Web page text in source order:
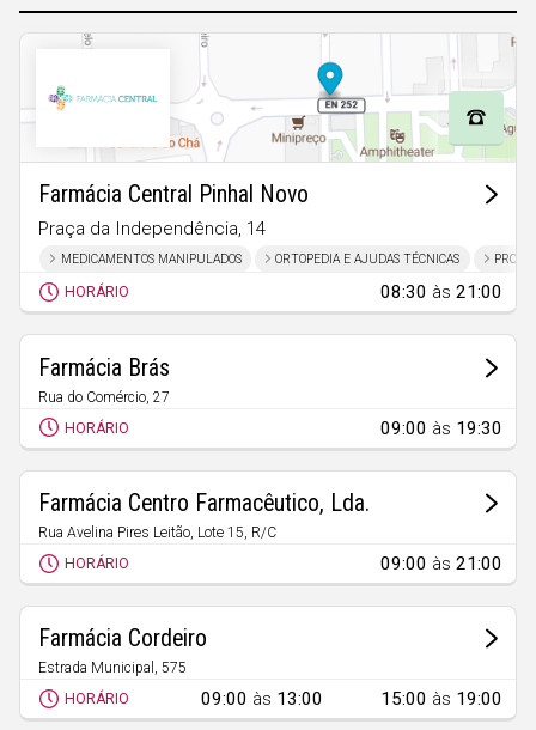
Coimbra
Évora
Leiria
Lisboa
Portalegre
Santarém
Setúbal
Viana do Castelo
Vila Real
Viseu
Madeira
Açores
Farmácia Central Pinhal Novo
Praça da Independência, 14
Pinhal Novo
HORÁRIO 08:30 às21:00
MEDICAMENTOS MANIPULADOS ORTOPEDIA E AJUDAS TÉCNICAS
Farmácia Brás
Rua do Comércio, 27
Palmela
HORÁRIO 09:00 às 19:30
Farmácia Centro Farmacêutico, Lda.
Rua Avelina Pires Leitão, Lote 15, R/C
Pinhal Novo
HORÁRIO 09:00 às21:00
Farmácia Cordeiro
Estrada Municipal, 575
Pinhal Novo
HORÁRIO 09:00 às 13:00 15:00 às 19:00